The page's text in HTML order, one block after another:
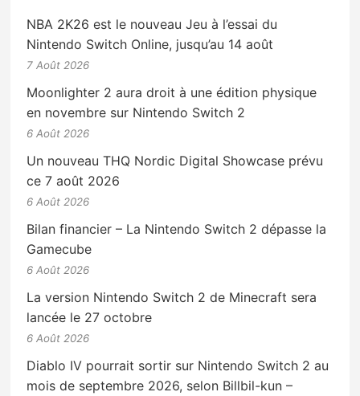
NBA 2K26 est le nouveau Jeu à l’essai du
Nintendo Switch Online, jusqu’au 14 août
7 Août 2026
Moonlighter 2 aura droit à une édition physique
en novembre sur Nintendo Switch 2
6 Août 2026
Un nouveau THQ Nordic Digital Showcase prévu
ce 7 août 2026
6 Août 2026
Bilan financier – La Nintendo Switch 2 dépasse la
Gamecube
6 Août 2026
La version Nintendo Switch 2 de Minecraft sera
lancée le 27 octobre
6 Août 2026
Diablo IV pourrait sortir sur Nintendo Switch 2 au
mois de septembre 2026, selon Billbil-kun –